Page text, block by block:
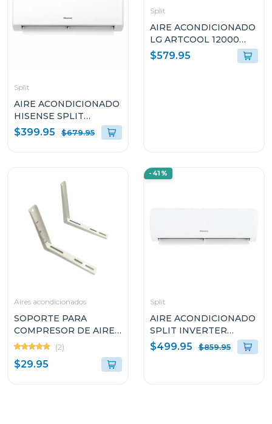
Split
AIRE ACONDICIONADO
HISENSE SPLIT
INVERTER 18000 BTU
ATR182CJ
$399.95 $679.95
Split
AIRE ACONDICIONADO
LG ARTCOOL 12000
BTU CON DUAL
INVERTER VR122C31
$579.95
Aires acondicionados
SOPORTE PARA
COMPRESOR DE AIRE
ACONDICIONADO DE
9000 A 36000 BTU
NW203
(2)
$29.95
-41%
Split
AIRE ACONDICIONADO
SPLIT INVERTER
HISENSE DE 24000BTU
Y SEER19 ATR242C
$499.95 $859.95